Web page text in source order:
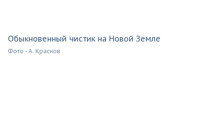
Обыкновенный чистик на Новой Земле
Фото - А. Краснов